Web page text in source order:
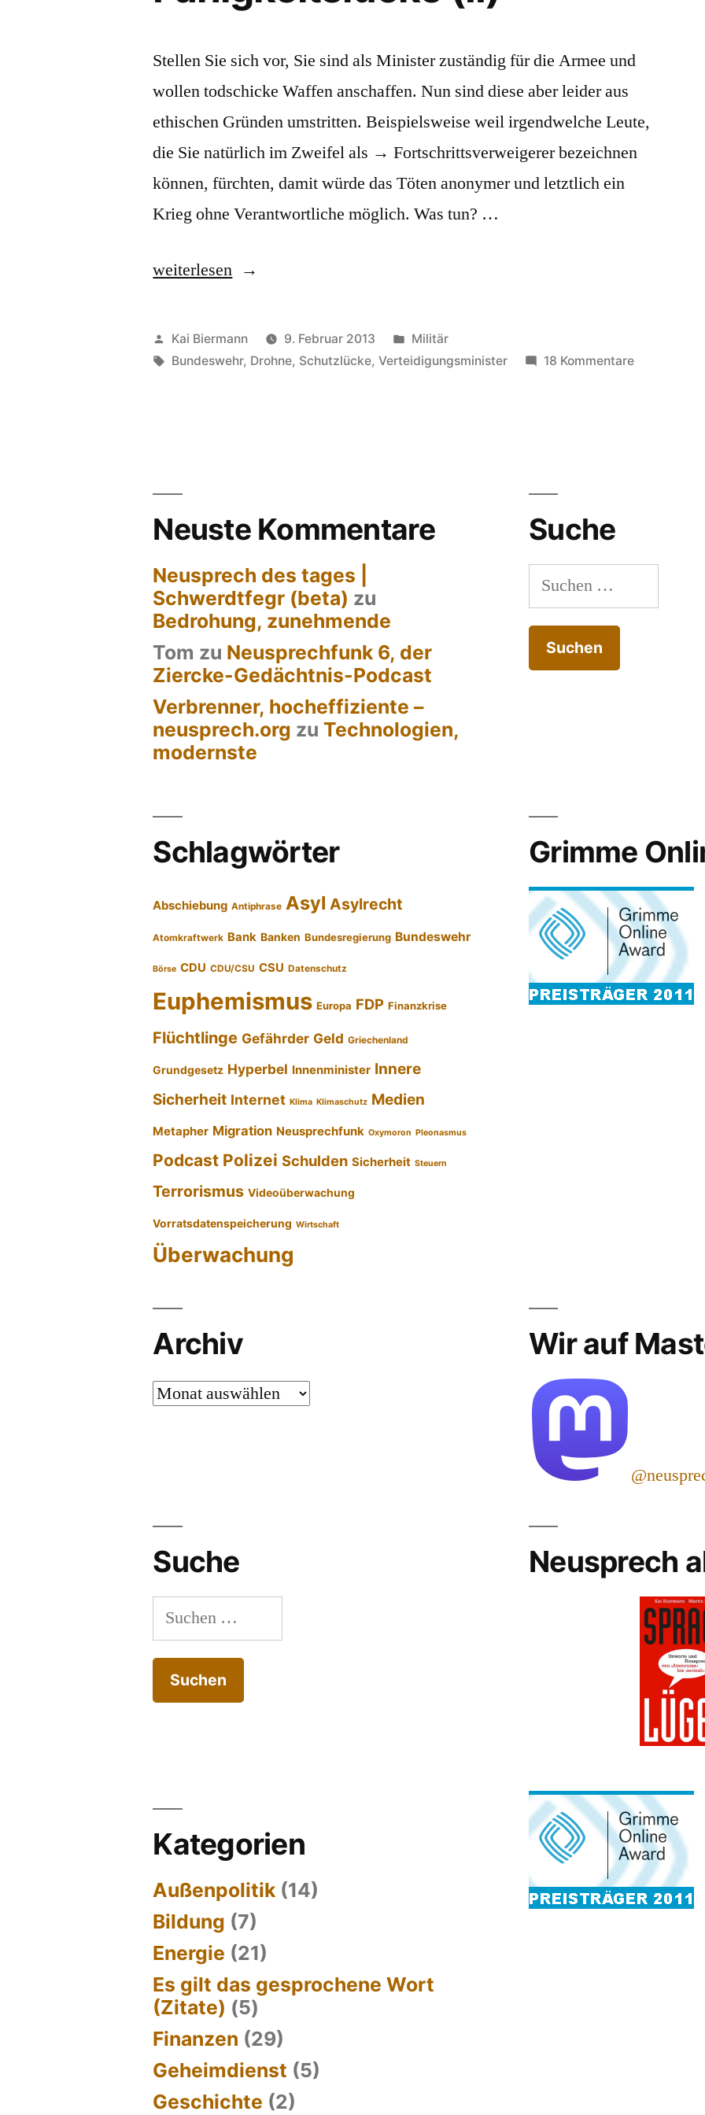
Stellen Sie sich vor, Sie sind als Minister zuständig für die Armee und
wollen todschicke Waffen anschaffen. Nun sind diese aber leider aus
ethischen Gründen umstritten. Beispielsweise weil irgendwelche Leute,
die Sie natürlich im Zweifel als → Fortschrittsverweigerer bezeichnen
können, fürchten, damit würde das Töten anonymer und letztlich ein
Krieg ohne Verantwortliche möglich. Was tun? …
„Fähigkeitslücke
weiterlesen
Veröffentlicht
von
Kai Biermann 9. Februar 2013
Veröffentlicht
in
Militär
Schlagwörter:
Bundeswehr, Drohne, Schutzlücke,Verteidigungsminister 18 Kommentarezu
Neuste Kommentare
Neusprech des tages |
Schwerdtfegr (beta) zu
Bedrohung, zunehmende
Tom zu Neusprechfunk 6, der
Ziercke-Gedächtnis-Podcast
Verbrenner, hocheffiziente –
neusprech.org zuTechnologien,
modernste
Suche
Suchen
nach:
Schlagwörter
Abschiebung Antiphrase Asyl Asylrecht
Atomkraftwerk Bank Banken Bundesregierung Bundeswehr
Börse CDU CDU/CSU CSU Datenschutz
Euphemismus Europa FDP Finanzkrise
Flüchtlinge Gefährder Geld Griechenland
Grundgesetz Hyperbel Innenminister Innere
Sicherheit Internet Klima Klimaschutz Medien
Metapher Migration Neusprechfunk Oxymoron Pleonasmus
Podcast Polizei Schulden Sicherheit Steuern
Terrorismus Videoüberwachung
Vorratsdatenspeicherung Wirtschaft
Überwachung
Grimme
Archiv
Archiv
Wir auf
Suche
Suchen
nach:
Neusprech
Kategorien
Außenpolitik (14)
Bildung (7)
Energie (21)
Es gilt das gesprochene Wort
(Zitate) (5)
Finanzen (29)
Geheimdienst (5)
Geschichte (2)